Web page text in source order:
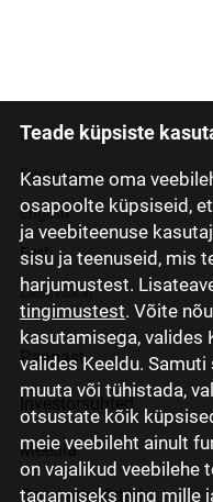
Teade küpsiste
Kasutame oma
osapoolte küpsiseid,
ja veebiteenuse
sisu ja teenuseid, mis
harjumustest.
tingimustest. Võite
kasutamisega, valides
valides Keeldu.
muuta või tühistada,
otsustate kõik
meie veebileht ainult
on vajalikud veebilehe
tagamiseks ning mille
Latviski
Русский
English
Eesti
Lietuviškai
Pangast
Investorsuhted
Meedia
Grupi ettevõtted